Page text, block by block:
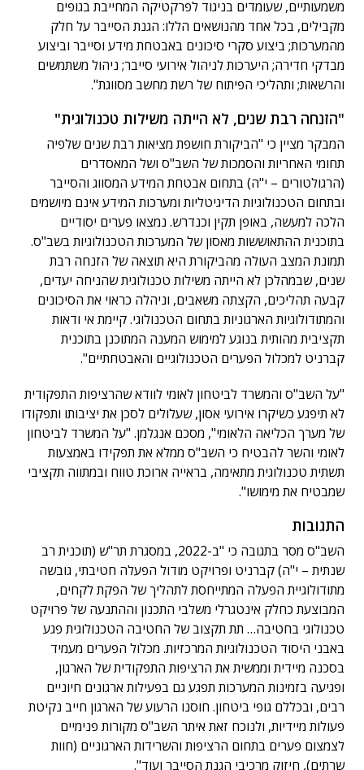
משמעותיים, שעומדים בניגוד לפרקטיקה המחייבת בגופים
מקבילים, בכל אחד מהנושאים הללו: הגנת הסייבר על חלק
מהמערכות; ביצוע סקרי סיכונים באבטחת מידע וסייבר וביצוע
מבדקי חדירה; היערכות לניהול אירועי סייבר; ניהול משתמשים
והרשאות; ותהליכי הפיתוח של רשת מחשב מסווגת".
"הזנחה רבת שנים, לא הייתה משילות טכנולוגית"
המבקר מציין כי "הביקורת חושפת מציאות רבת שנים שלפיה
תחומי האחריות והסמכות של השב"ס ושל המאסדרים
(הרגולטורים – י"ה) בתחום אבטחת המידע המסווג והסייבר
ובתחום הטכנולוגיות הדיגיטליות ומערכות המידע אינם מיושמים
הלכה למעשה, באופן תקין וכנדרש. נמצאו פערים יסודיים
בתוכנית ההתאוששות מאסון של המערכות הטכנולוגיות בשב"ס.
תמונת המצב העולה מהביקורת היא תוצאה של הזנחה רבת
שנים, שבמהלכן לא הייתה משילות טכנולוגית שהניחה יעדים,
קבעה תהליכים, הקצתה משאבים, וניהלה כראוי את הסיכונים
והמתודולוגיות הארגוניות בתחום הטכנולוגי. קיימת אי ודאות
תקציבית מהותית בנוגע למימוש המענה המתוכנן בתוכנית
קברניט למכלול הפערים הטכנולוגיים והאבטחתיים".
"על השב"ס והמשרד לביטחון לאומי לוודא שהרציפות התפקודית
לא תיפגע כשיקרו אירועי אסון, שעלולים לסכן את יציבותו ותפקודו
של מערך הכליאה הלאומי", מסכם אנגלמן. "על המשרד לביטחון
לאומי והשר להבטיח כי השב"ס ממלא את תפקידו באמצעות
תשתית טכנולוגית מתאימה, בראייה ארוכת טווח ובמתווה תקציבי
שמבטיח את מימושו".
התגובות
השב"ס מסר בתגובה כי "ב-2022, במסגרת תר"ש (תוכנית רב
שנתית – י"ה) קברניט ופרויקט מודול הפעלה חטיבתי, גובשה
מתודולוגיית הפעלה המתייחסת לתהליך של הפקת לקחים,
המבוצעת כחלק אינטגרלי משלבי התכנון וההתנעה של פרויקט
טכנולוגי בחטיבה… תת תקצוב של החטיבה הטכנולוגית פגע
באבני היסוד הטכנולוגיות המרכזיות. מכלול הפערים מעמיד
בסכנה מיידית וממשית את הרציפות התפקודית של הארגון,
ופגיעה בזמינות המערכות תפגע גם בפעילות ארגונים חיוניים
רבים, ובכללם גופי ביטחון. חוסנו הרעוע של הארגון חייב נקיטת
פעולות מיידיות, ולנוכח זאת איתר השב"ס מקורות פנימיים
לצמצום פערים בתחום הרציפות והשרידות הארגוניים (חוות
שרתים), חיזוק מרכיבי הגנת הסייבר ועוד".